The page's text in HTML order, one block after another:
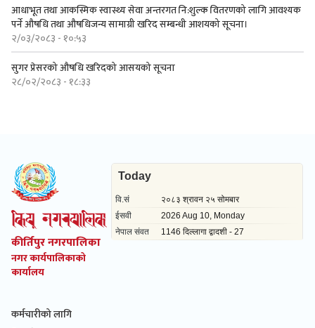
आधाभूत तथा आकस्मिक स्वास्थ्य सेवा अन्तरगत नि:शुल्क वितरणको लागि आवश्यक
पर्ने औषधि तथा औषधिजन्य सामाग्री खरिद सम्बन्धी आशयको सूचना।
२/०३/२०८३ - १०:५३
सुगर प्रेसरको ‍औषधि खरिदको आसयको सूचना
२८/०२/२०८३ - १८:३३
कीर्तिपुर नगरपालिका
नगर कार्यपालिकाको
कार्यालय
कर्मचारीको लागि